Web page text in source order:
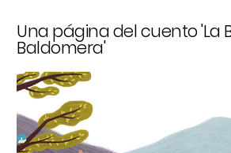
Una página del cuento 'La
Baldomera'